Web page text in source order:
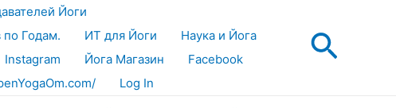
Йоги
по Годам. ИТ для Йоги
Наука и Йога
Instagram Йога Магазин
Facebook
Log In